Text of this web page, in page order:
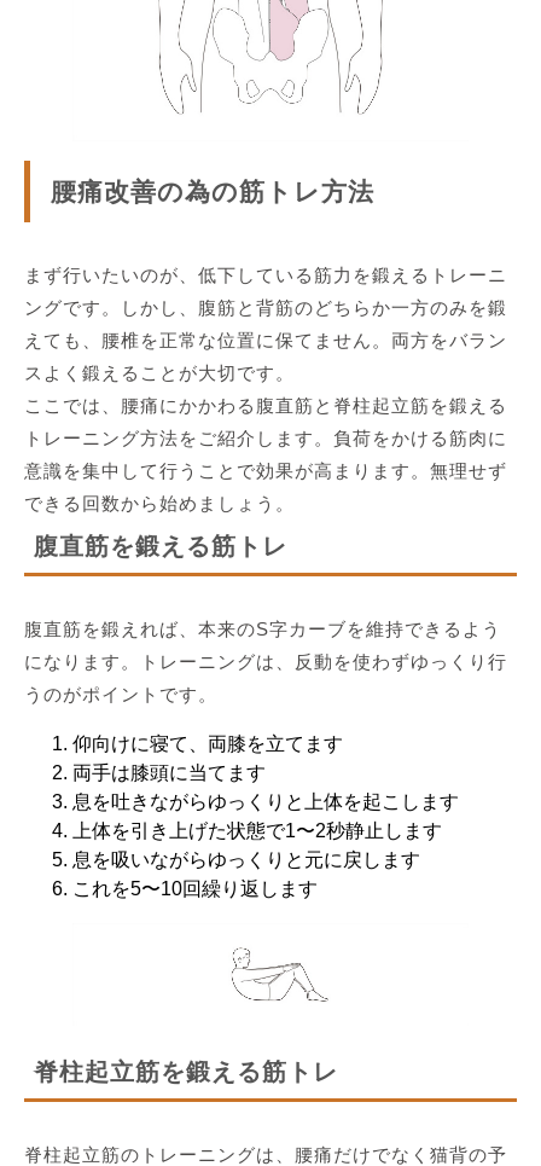
腰痛改善の為の筋トレ方法
まず行いたいのが、低下している筋力を鍛えるトレーニ
ングです。しかし、腹筋と背筋のどちらか一方のみを鍛
えても、腰椎を正常な位置に保てません。両方をバラン
スよく鍛えることが大切です。
ここでは、腰痛にかかわる腹直筋と脊柱起立筋を鍛える
トレーニング方法をご紹介します。負荷をかける筋肉に
意識を集中して行うことで効果が高まります。無理せず
できる回数から始めましょう。
腹直筋を鍛える筋トレ
腹直筋を鍛えれば、本来のS字カーブを維持できるよう
になります。トレーニングは、反動を使わずゆっくり行
うのがポイントです。
仰向けに寝て、両膝を立てます
両手は膝頭に当てます
息を吐きながらゆっくりと上体を起こします
上体を引き上げた状態で1〜2秒静止します
息を吸いながらゆっくりと元に戻します
これを5〜10回繰り返します
脊柱起立筋を鍛える筋トレ
脊柱起立筋のトレーニングは、腰痛だけでなく猫背の予